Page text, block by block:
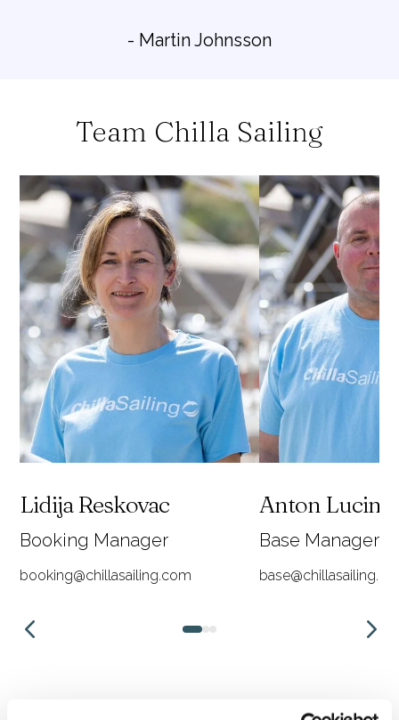
- Martin Johnsson
Team Chilla Sailing
Lidija Reskovac
Booking Manager
booking@chillasailing.com
Anton Lucin
Base Manager
1 23